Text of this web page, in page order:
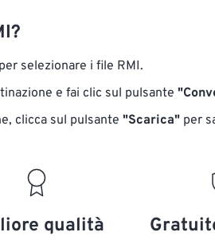
per selezionare i file RMI.
e fai clic sul pulsante
clicca sul pulsante "Scarica" ​​per
qualità